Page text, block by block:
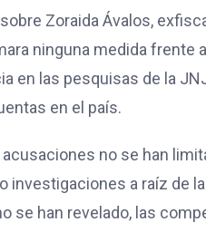
Zoraida Ávalos,
ninguna medida
en las pesquisas de la
en el país.
no se han
investigaciones a raíz de
se han revelado, las